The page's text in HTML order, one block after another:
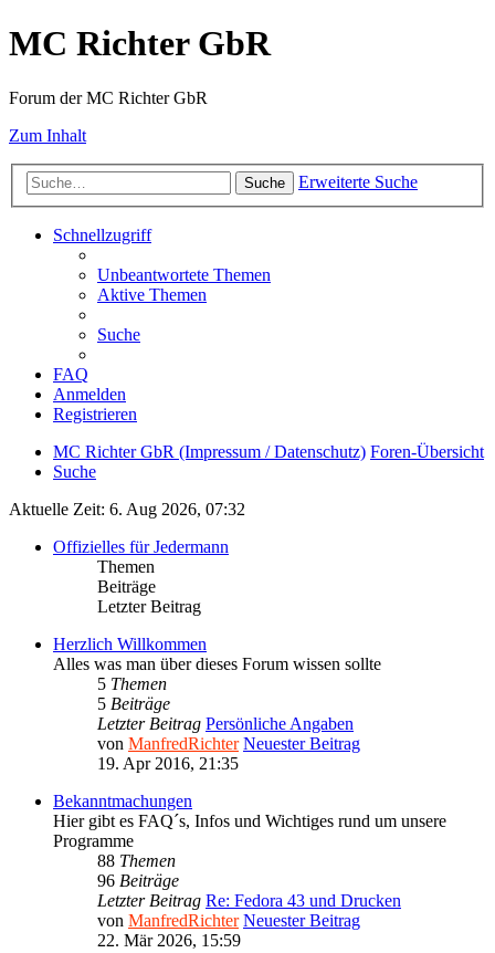
MC Richter GbR
Forum der MC Richter GbR
Zum Inhalt
Suche Erweiterte Suche
Schnellzugriff
Unbeantwortete Themen
Aktive Themen
Suche
FAQ
Anmelden
Registrieren
MC Richter GbR (Impressum / Datenschutz) Foren-Übersicht
Suche
Aktuelle Zeit: 6. Aug 2026, 07:32
Offizielles für Jedermann
Themen
Beiträge
Letzter Beitrag
Herzlich Willkommen
Alles was man über dieses Forum wissen sollte
5 Themen
5 Beiträge
Letzter Beitrag Persönliche Angaben
von ManfredRichter Neuester Beitrag
19. Apr 2016, 21:35
Bekanntmachungen
Hier gibt es FAQ´s, Infos und Wichtiges rund um unsere
Programme
88 Themen
96 Beiträge
Letzter Beitrag Re: Fedora 43 und Drucken
von ManfredRichter Neuester Beitrag
22. Mär 2026, 15:59